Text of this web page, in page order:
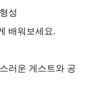
성
배워보세요.
러운 게스트와 공